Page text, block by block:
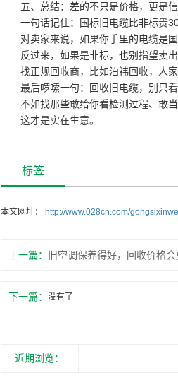
五、总结：差的不只是价格，更是
一句话记住：国标旧电缆比非标贵
对卖家来说，如果你手里的电缆是
反过来，如果是非标，也别指望卖出
找正规回收商，比如泊祎回收，人
最后啰嗦一句：回收旧电缆，别只
不如找那些敢给你看检测过程、敢
这才是实在生意。
标签
本文网址： http://www.028cn.com/
上一篇： 旧空调保养得好，回收价格会
下一篇： 没有了
近期浏览：